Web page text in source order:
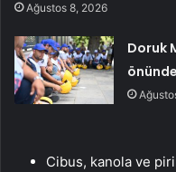
Ağustos 8, 2026
Doruk
Cibus, kanola ve